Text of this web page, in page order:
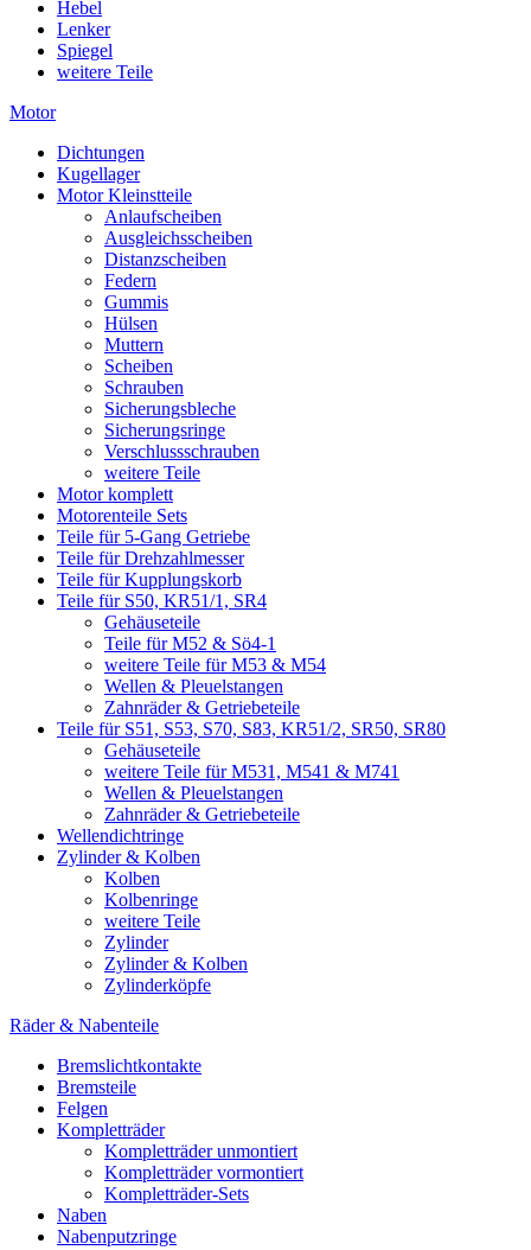
Hebel
Lenker
Spiegel
weitere Teile
Motor
Dichtungen
Kugellager
Motor Kleinstteile
Anlaufscheiben
Ausgleichsscheiben
Distanzscheiben
Federn
Gummis
Hülsen
Muttern
Scheiben
Schrauben
Sicherungsbleche
Sicherungsringe
Verschlussschrauben
weitere Teile
Motor komplett
Motorenteile Sets
Teile für 5-Gang Getriebe
Teile für Drehzahlmesser
Teile für Kupplungskorb
Teile für S50, KR51/1, SR4
Gehäuseteile
Teile für M52 & Sö4-1
weitere Teile für M53 & M54
Wellen & Pleuelstangen
Zahnräder & Getriebeteile
Teile für S51, S53, S70, S83, KR51/2, SR50, SR80
Gehäuseteile
weitere Teile für M531, M541 & M741
Wellen & Pleuelstangen
Zahnräder & Getriebeteile
Wellendichtringe
Zylinder & Kolben
Kolben
Kolbenringe
weitere Teile
Zylinder
Zylinder & Kolben
Zylinderköpfe
Räder & Nabenteile
Bremslichtkontakte
Bremsteile
Felgen
Kompletträder
Kompletträder unmontiert
Kompletträder vormontiert
Kompletträder-Sets
Naben
Nabenputzringe